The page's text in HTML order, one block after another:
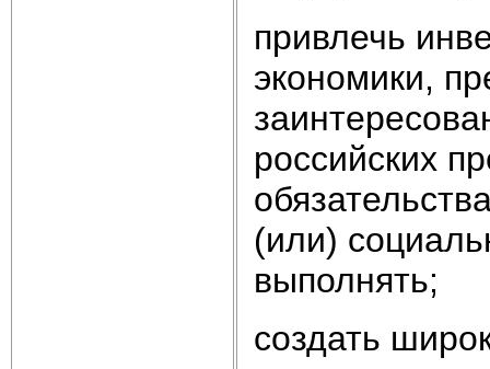
привлечь
экономики,
российских
(или)
выполнять;
создать